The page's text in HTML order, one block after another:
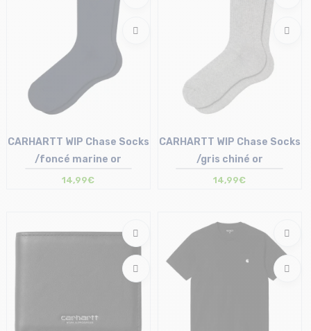
CARHARTT WIP Chase Socks
/foncé marine or
14,99€
T.U
CARHARTT WIP Chase Socks
/gris chiné or
14,99€